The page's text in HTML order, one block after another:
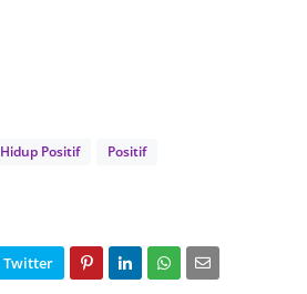
Hidup Positif Positif